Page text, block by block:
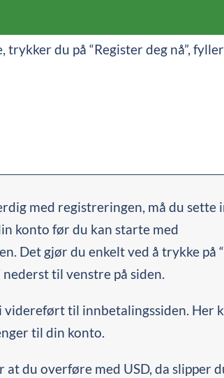
du på “Register deg nå”,
med registreringen, må du sette
konto før du kan starte med
Det gjør du enkelt ved å trykke på
nederst til venstre på siden.
videreført til innbetalingssiden. Her
til din konto.
at du overføre med USD, da slipper